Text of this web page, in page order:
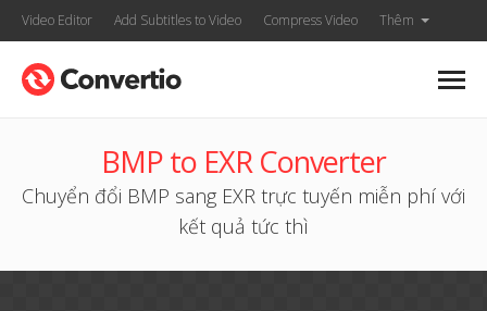
Video Editor Add Subtitles to Video Compress Video Thêm
BMP to EXR Converter
Chuyển đổi BMP sang EXR trực tuyến miễn phí với
kết quả tức thì